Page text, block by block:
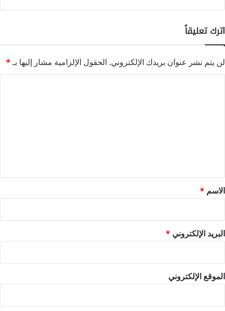
اترك تعليقاً
لن يتم نشر عنوان بريدك الإلكتروني. الحقول الإلزامية مشار إليها بـ*
*
الاسم *
البريد الإلكتروني *
الموقع الإلكتروني